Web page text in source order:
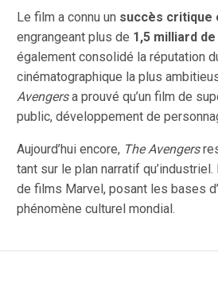
Le film a connu un succès critique
engrangeant plus de 1,5 milliard
également consolidé la réputation
cinématographique la plus
Avengersa prouvé qu’un film de
public, développement de
Aujourd’hui encore, The Avengers
tant sur le plan narratif
de films Marvel, posant les bases
phénomène culturel mondial.